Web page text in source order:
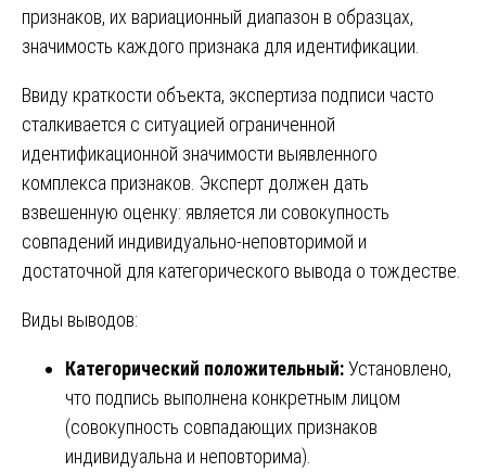
признаков, их вариационный диапазон в образцах,
значимость каждого признака для идентификации.
Ввиду краткости объекта, экспертиза подписи часто
сталкивается с ситуацией ограниченной
идентификационной значимости выявленного
комплекса признаков. Эксперт должен дать
взвешенную оценку: является ли совокупность
совпадений индивидуально-неповторимой и
достаточной для категорического вывода о тождестве.
Виды выводов:
Категорический положительный:Установлено,
что подпись выполнена конкретным лицом
(совокупность совпадающих признаков
индивидуальна и неповторима).